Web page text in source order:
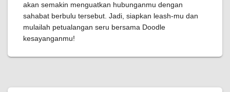
akan semakin menguatkan hubunganmu dengan
sahabat berbulu tersebut. Jadi, siapkan leash-mu dan
mulailah petualangan seru bersama Doodle
kesayanganmu!